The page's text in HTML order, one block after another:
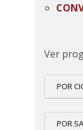
Ver
POR
POR